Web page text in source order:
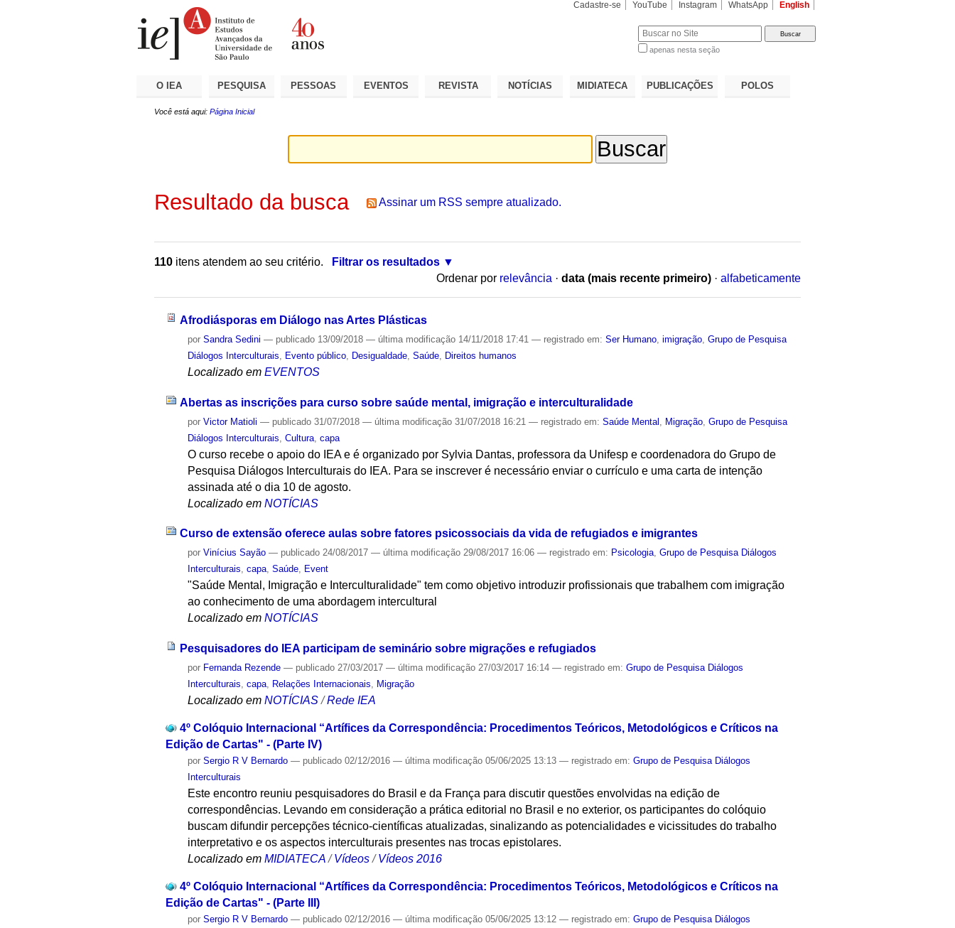
Cadastre-se YouTube Instagram WhatsApp English
apenas nesta seção
O IEA PESQUISA PESSOAS EVENTOS REVISTA NOTÍCIAS MIDIATECA PUBLICAÇÕES POLOS
Você está aqui: Página Inicial
Resultado da busca Assinar um RSS sempre atualizado.
110 itens atendem ao seu critério.
Filtrar os resultados
Ordenar por relevância · data (mais recente primeiro) · alfabeticamente
Afrodiásporas em Diálogo nas Artes Plásticas
porSandra Sedini — publicado 13/09/2018— última modificação 14/11/2018 17:41— registrado em:Ser Humano ,imigração ,Grupo de Pesquisa
Diálogos Interculturais
Evento público Desigualdade ,Saúde Direitos humanos
Localizado em EVENTOS
Abertas as inscrições para curso sobre saúde mental, imigração e interculturalidade
porVictor Matioli — publicado 31/07/2018— última modificação 31/07/2018 16:21— registrado em:Saúde Mental Migração ,Grupo de Pesquisa
Diálogos Interculturais ,Cultura ,capa
O curso recebe o apoio do IEA e é organizado por Sylvia Dantas, professora da Unifesp e coordenadora do Grupo de
Pesquisa Diálogos Interculturais do IEA. Para se inscrever é necessário enviar o currículo e uma carta de intenção
assinada até o dia 10 de agosto.
Localizado em NOTÍCIAS
Curso de extensão oferece aulas sobre fatores psicossociais da vida de refugiados e imigrantes
porVinícius Sayão — publicado 24/08/2017— última modificação 29/08/2017 16:06— registrado em: Psicologia,Grupo de Pesquisa Diálogos
Interculturais,capa,Saúde, Event
"Saúde Mental, Imigração e Interculturalidade" tem como objetivo introduzir profissionais que trabalhem com imigração
ao conhecimento de uma abordagem intercultural
Localizado em NOTÍCIAS
Pesquisadores do IEA participam de seminário sobre migrações e refugiados
por Fernanda Rezende — publicado 27/03/2017— última modificação 27/03/2017 16:14— registrado em:Grupo de Pesquisa Diálogos
Interculturais,capa, Relações Internacionais, Migração
Localizado em NOTÍCIAS /Rede IEA
4º Colóquio Internacional “Artífices da Correspondência: Procedimentos Teóricos, Metodológicos e Críticos na
Edição de Cartas" - (Parte IV)
porSergio R V Bernardo — publicado 02/12/2016— última modificação 05/06/2025 13:13— registrado em:Grupo de Pesquisa Diálogos
Interculturais
Este encontro reuniu pesquisadores do Brasil e da França para discutir questões envolvidas na edição de
correspondências. Levando em consideração a prática editorial no Brasil e no exterior, os participantes do colóquio
buscam difundir percepções técnico-científicas atualizadas, sinalizando as potencialidades e vicissitudes do trabalho
interpretativo e os aspectos interculturais presentes nas trocas epistolares.
Localizado em MIDIATECA /Vídeos /Vídeos 2016
4º Colóquio Internacional “Artífices da Correspondência: Procedimentos Teóricos, Metodológicos e Críticos na
Edição de Cartas" - (Parte III)
porSergio R V Bernardo — publicado 02/12/2016— última modificação 05/06/2025 13:12— registrado em:Grupo de Pesquisa Diálogos